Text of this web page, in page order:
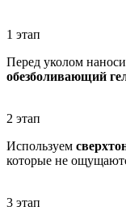
1 этап
Перед уколом
обезболивающий
2 этап
Используем
которые не
3 этап